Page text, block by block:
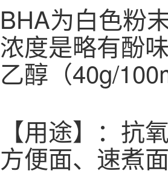
BHA为白色粉
浓度是略有酚
乙醇（40g/
【用途】：抗
方便面、速煮